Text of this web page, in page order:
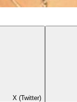
X (Twitter)